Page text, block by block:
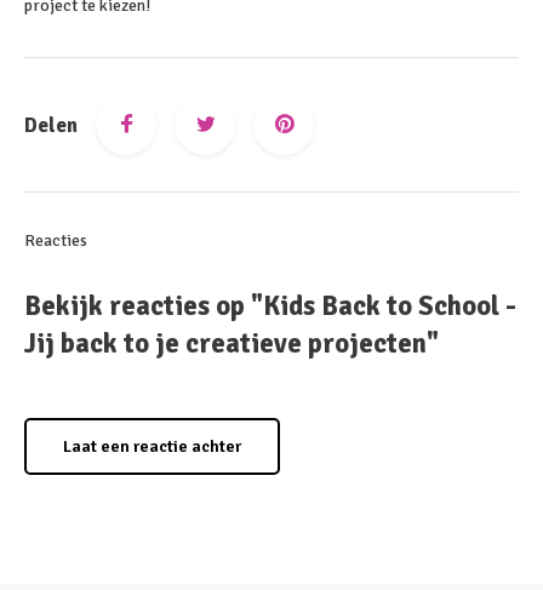
project te kiezen!
Delen
Reacties
Bekijk reacties op "Kids Back to School -
Jij back to je creatieve projecten"
Laat een reactie achter